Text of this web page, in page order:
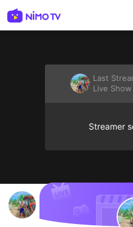
Last
Live Show
Streamer
info
Andhy Riswandi
Live Show
sentinelStart